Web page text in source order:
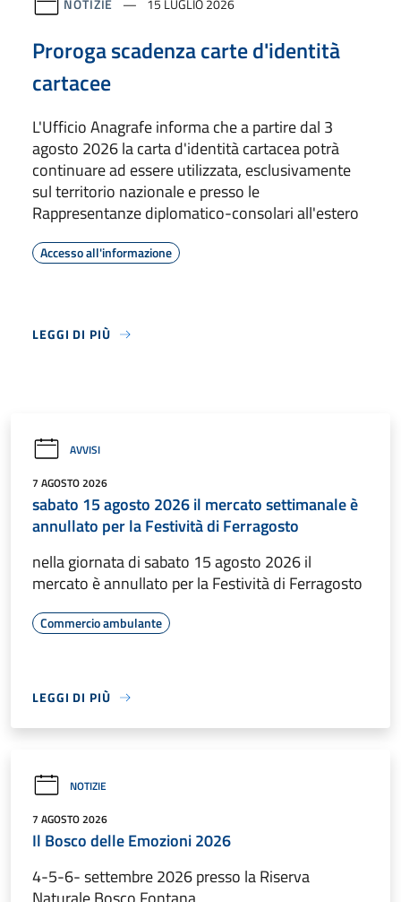
Proroga scadenza carte d'identità
cartacee
L'Ufficio Anagrafe informa che a partire dal 3
agosto 2026 la carta d'identità cartacea potrà
continuare ad essere utilizzata, esclusivamente
sul territorio nazionale e presso le
Rappresentanze diplomatico-consolari all'estero
Accesso all'informazione
LEGGI DI PIÙ
AVVISI
7 AGOSTO 2026
sabato 15 agosto 2026 il mercato settimanale è
annullato per la Festività di Ferragosto
nella giornata di sabato 15 agosto 2026 il
mercato è annullato per la Festività di Ferragosto
Commercio ambulante
LEGGI DI PIÙ
NOTIZIE
7 AGOSTO 2026
Il Bosco delle Emozioni 2026
4-5-6- settembre 2026 presso la Riserva